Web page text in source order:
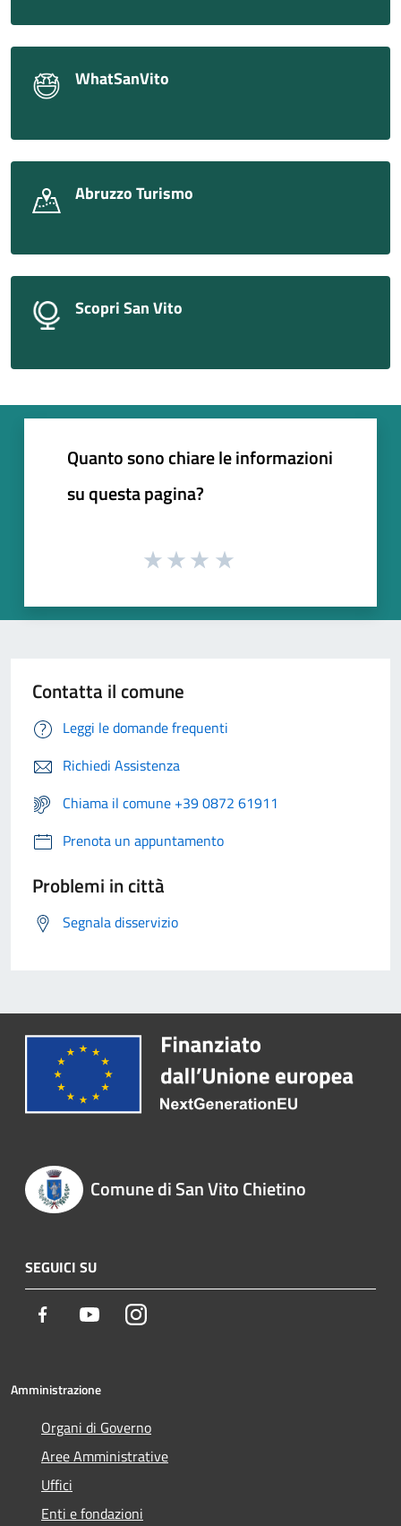
WhatSanVito
Abruzzo Turismo
Scopri San Vito
Quanto sono chiare le informazioni
su questa pagina?
Contatta il comune
Leggi le domande frequenti
Richiedi Assistenza
Chiama il comune +39 0872 61911
Prenota un appuntamento
Problemi in città
Segnala disservizio
Comune di San Vito Chietino
SEGUICI SU
Facebook YoutubeInstagram
Amministrazione
Organi di Governo
Aree Amministrative
Uffici
Enti e fondazioni